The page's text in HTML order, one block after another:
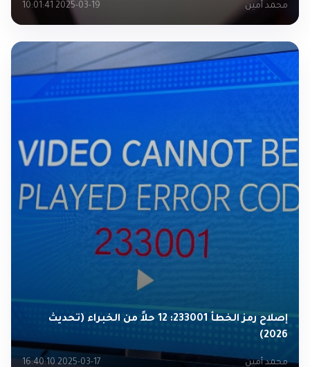
محمد أمين 2025-03-19 10:01:41
إصلاح رمز الخطأ 233001: 12 حلاً من الخبراء (تحديث
2026)
محمد أمين 2025-03-17 16:40:10